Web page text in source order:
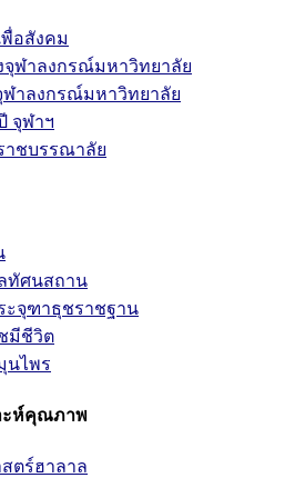
อสังคม
ฬาลงกรณ์มหาวิทยาลัย
าลงกรณ์มหาวิทยาลัย
จุฬาฯ
าชบรรณาลัย
ศนสถาน
จุฑาธุชราชฐาน
มีชีวิต
ไพร
ะห์คุณภาพ
ตร์ฮาลาล